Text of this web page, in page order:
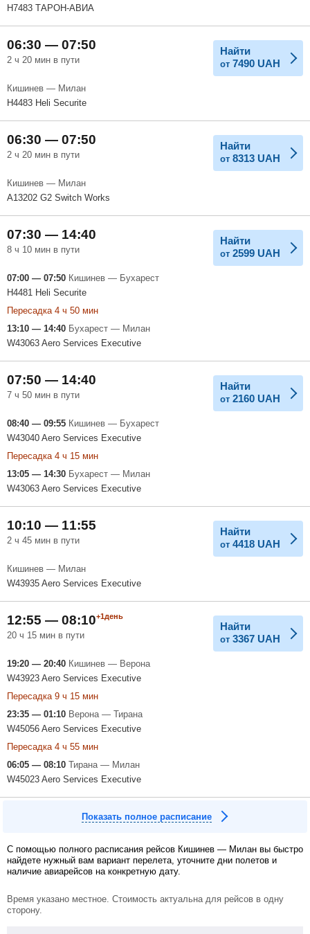
H7483 ТАРОН-АВИА
06:30 — 07:50
2 ч 20 мин в пути
Найти
от 7490 UAH
Кишинев — Милан
H4483 Heli Securite
06:30 — 07:50
2 ч 20 мин в пути
Найти
от 8313 UAH
Кишинев — Милан
A13202 G2 Switch Works
07:30 — 14:40
8 ч 10 мин в пути
Найти
от 2599 UAH
07:00 — 07:50 Кишинев — Бухарест
H4481 Heli Securite
Пересадка 4 ч 50 мин
13:10 — 14:40 Бухарест — Милан
W43063 Aero Services Executive
07:50 — 14:40
7 ч 50 мин в пути
Найти
от 2160 UAH
08:40 — 09:55 Кишинев — Бухарест
W43040 Aero Services Executive
Пересадка 4 ч 15 мин
13:05 — 14:30 Бухарест — Милан
W43063 Aero Services Executive
10:10 — 11:55
2 ч 45 мин в пути
Найти
от 4418 UAH
Кишинев — Милан
W43935 Aero Services Executive
12:55 — 08:10+1день
20 ч 15 мин в пути
Найти
от 3367 UAH
19:20 — 20:40 Кишинев — Верона
W43923 Aero Services Executive
Пересадка 9 ч 15 мин
23:35 — 01:10 Верона — Тирана
W45056 Aero Services Executive
Пересадка 4 ч 55 мин
06:05 — 08:10 Тирана — Милан
W45023 Aero Services Executive
Показать полное расписание
С помощью полного расписания рейсов Кишинев — Милан вы быстро
найдете нужный вам вариант перелета, уточните дни полетов и
наличие авиарейсов на конкретную дату.
Время указано местное. Стоимость актуальна для рейсов в одну
сторону.